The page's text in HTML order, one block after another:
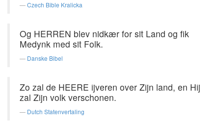
Czech Bible Kralicka
Og HERREN blev nidkær for sit Land og fik
Medynk med sit Folk.
Danske Bibel
Zo zal de HEERE ijveren over Zijn land, en Hij
zal Zijn volk verschonen.
Dutch Statenvertaling